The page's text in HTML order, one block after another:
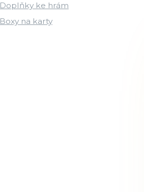
Doplňky ke hrám
Boxy na karty